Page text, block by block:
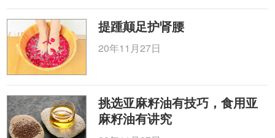
提踵颠足护肾腰
20年11月27日
挑选亚麻籽油有技巧，食用亚
麻籽油有讲究